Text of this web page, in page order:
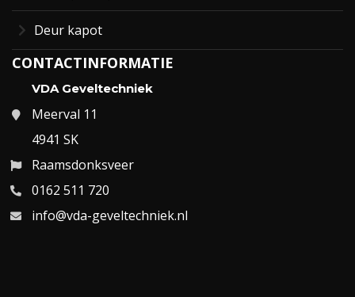
Deur kapot
CONTACTINFORMATIE
VDA Geveltechniek
Meerval 11
4941 SK
Raamsdonksveer
0162 511 720
info@vda-geveltechniek.nl